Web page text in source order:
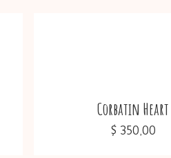
Corbatin Heart
$ 350,00